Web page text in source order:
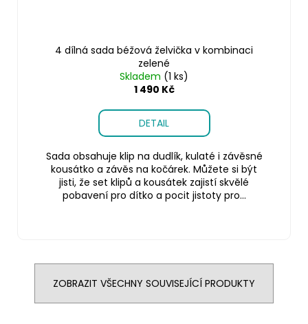
4 dílná sada béžová želvička v kombinaci
zelené
Skladem (1 ks)
1 490 Kč
DETAIL
Sada obsahuje klip na dudlík, kulaté i závěsné
kousátko a závěs na kočárek. Můžete si být
jisti, že set klipů a kousátek zajistí skvělé
pobavení pro dítko a pocit jistoty pro...
ZOBRAZIT VŠECHNY SOUVISEJÍCÍ PRODUKTY